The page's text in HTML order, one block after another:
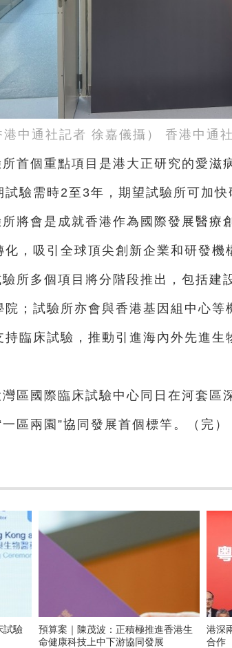
港中通社記者 徐嘉儀攝） 香港中通
首個重點項目是港大正研究的愛滋
驗需時2至3年，期望試驗所可加快
將會是成就香港作為國際發展醫療
，吸引全球頂尖創新企業和研發機
所多個項目將分階段推出，包括建
；試驗所亦會與香港基因組中心等
臨床試驗，推動引進海內外先進生
區國際臨床試驗中心同日在河套區
區兩園”協同發展首個標竿。（完）
試驗
預算案｜陳茂波：正積極推進香港生
命健康科技上中下游協同發展
港深
合作